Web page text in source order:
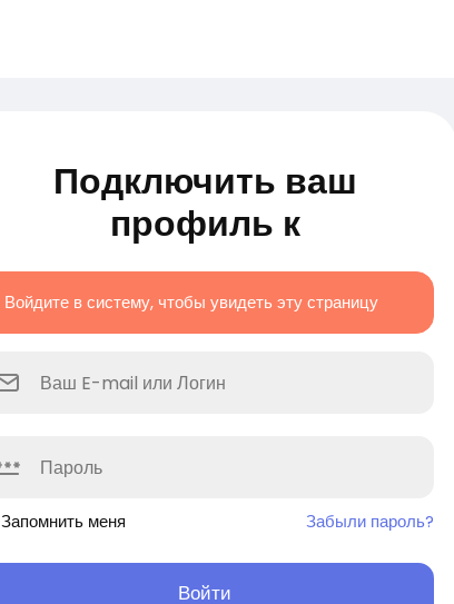
Подключить ваш
профиль к
Войдите в систему, чтобы увидеть эту страницу
Запомнить меня Забыли пароль?
Войти